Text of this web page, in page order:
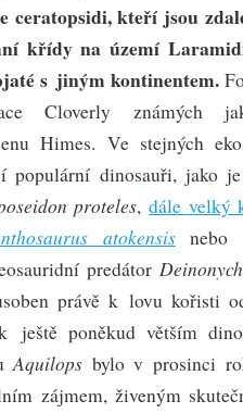
ceratopsidi, kteří jsou
křídy na území
s jiným kontinentem.
Cloverly známých
Himes. Ve stejných
populární dinosauři, jako
proteles,dále velký
atokensisnebo
predátor
právě k lovu kořisti
ještě poněkud větším
Aquilops bylo v prosinci
zájmem, živeným